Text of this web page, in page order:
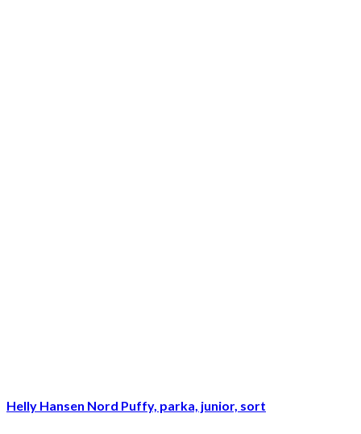
Helly Hansen Nord Puffy, parka, junior, sort